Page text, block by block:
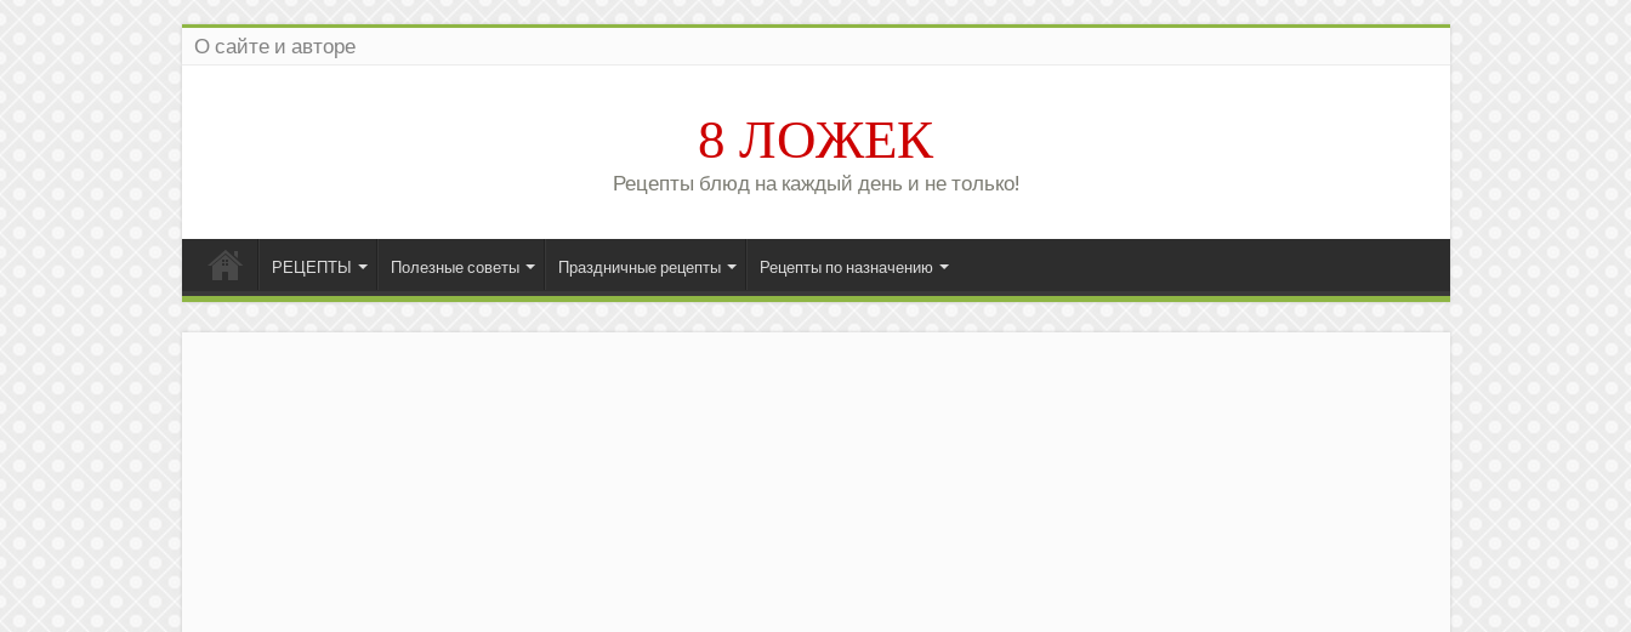
О сайте и авторе
8 ЛОЖЕК
Рецепты блюд на каждый день и не только!
РЕЦЕПТЫ Полезные советы Праздничные рецепты Рецепты по назначению